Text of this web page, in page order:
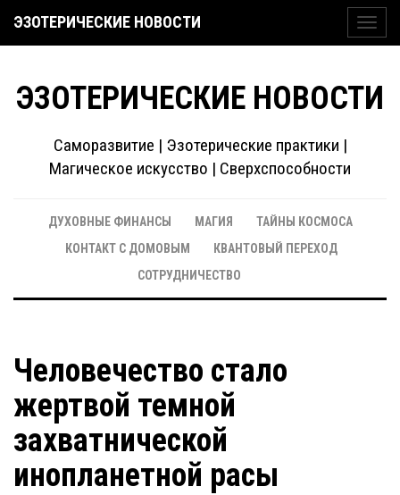
ЭЗОТЕРИЧЕСКИЕ НОВОСТИ
ЭЗОТЕРИЧЕСКИЕ НОВОСТИ
Саморазвитие | Эзотерические практики |
Магическое искусство | Сверхспособности
ДУХОВНЫЕ ФИНАНСЫ МАГИЯ
ТАЙНЫ КОСМОСА
КОНТАКТ С ДОМОВЫМ
КВАНТОВЫЙ ПЕРЕХОД
СОТРУДНИЧЕСТВО
Человечество стало
жертвой темной
захватнической
инопланетной расы